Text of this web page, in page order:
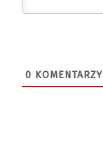
0 KOMENTARZY